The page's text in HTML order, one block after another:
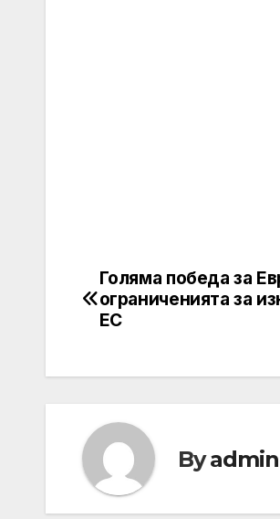
Post
navigation
Голяма победа за
ограниченията за
ЕС
Byadmin